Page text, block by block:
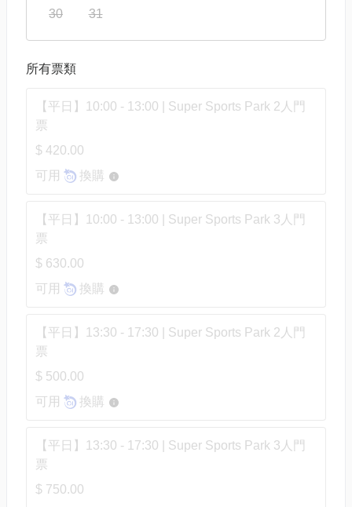
30 31
所有票類
【平日】10:00 - 13:00 | Super Sports Park 2人門
票
$ 420.00
可用
換購
【平日】10:00 - 13:00 | Super Sports Park 3人門
票
$ 630.00
可用
換購
【平日】13:30 - 17:30 | Super Sports Park 2人門
票
$ 500.00
可用
換購
【平日】13:30 - 17:30 | Super Sports Park 3人門
票
$ 750.00